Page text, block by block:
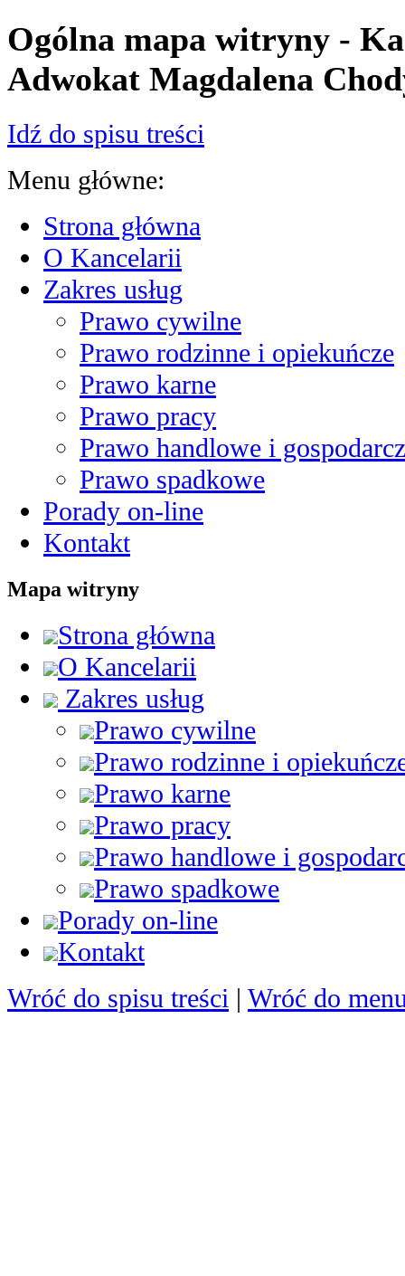
Ogólna mapa witryny -
Adwokat Magdalena
Idź do spisu treści
Menu główne:
Strona główna
O Kancelarii
Zakres usług
Prawo cywilne
Prawo rodzinne i opiekuńcze
Prawo karne
Prawo pracy
Prawo handlowe i
Prawo spadkowe
Porady on-line
Kontakt
Mapa witryny
Strona główna
O Kancelarii
Zakres usług
Prawo cywilne
Prawo rodzinne i
Prawo karne
Prawo pracy
Prawo handlowe i
Prawo spadkowe
Porady on-line
Kontakt
Wróć do spisu treści | Wróć do